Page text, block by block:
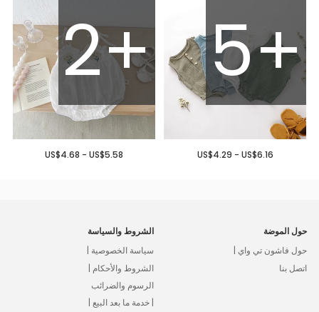
5+
US$4.29 - US$6.16
2+
US$4.68 - US$5.58
حول الموضة
حول فاشون تي واي |
اتصل بنا
الشروط والسياسة
سياسة الخصوصية |
الشروط والأحكام |
الرسوم والضرائب
| خدمة ما بعد البيع |